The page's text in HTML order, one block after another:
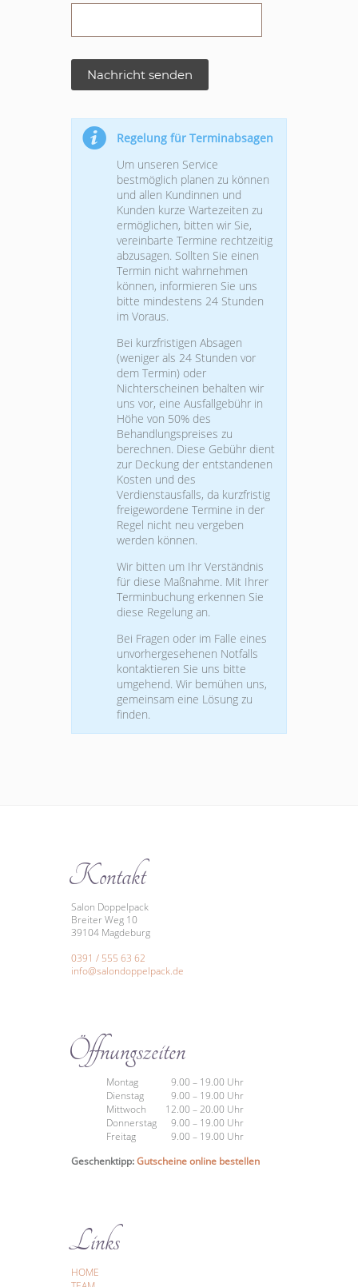
Alternative:
Regelung für Terminabsagen
Um unseren Service
bestmöglich planen zu können
und allen Kundinnen und
Kunden kurze Wartezeiten zu
ermöglichen, bitten wir Sie,
vereinbarte Termine rechtzeitig
abzusagen. Sollten Sie einen
Termin nicht wahrnehmen
können, informieren Sie uns
bitte mindestens 24 Stunden
im Voraus.
Bei kurzfristigen Absagen
(weniger als 24 Stunden vor
dem Termin) oder
Nichterscheinen behalten wir
uns vor, eine Ausfallgebühr in
Höhe von 50% des
Behandlungspreises zu
berechnen. Diese Gebühr dient
zur Deckung der entstandenen
Kosten und des
Verdienstausfalls, da kurzfristig
freigewordene Termine in der
Regel nicht neu vergeben
werden können.
Wir bitten um Ihr Verständnis
für diese Maßnahme. Mit Ihrer
Terminbuchung erkennen Sie
diese Regelung an.
Bei Fragen oder im Falle eines
unvorhergesehenen Notfalls
kontaktieren Sie uns bitte
umgehend. Wir bemühen uns,
gemeinsam eine Lösung zu
finden.
Kontakt
Salon Doppelpack
Breiter Weg 10
39104 Magdeburg
0391 / 555 63 62
info@salondoppelpack.de
Öffnungszeiten
Montag
9.00 – 19.00 Uhr
Dienstag
9.00 – 19.00 Uhr
Mittwoch
12.00 – 20.00 Uhr
Donnerstag
9.00 – 19.00 Uhr
Freitag
9.00 – 19.00 Uhr
Geschenktipp:Gutscheine online bestellen
Links
HOME